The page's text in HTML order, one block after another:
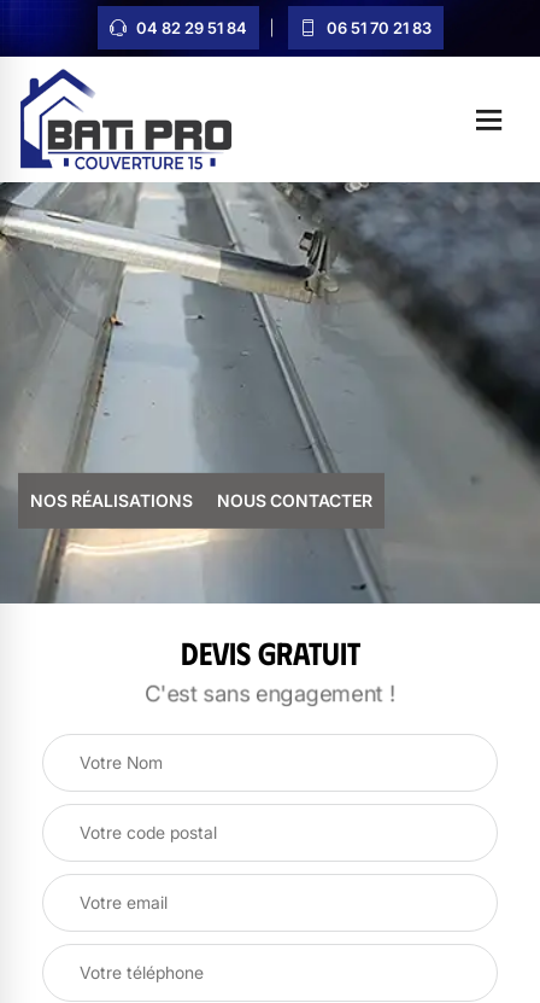
04 82 29 51 84 06 51 70 21 83
NOS RÉALISATIONS NOUS CONTACTER
Devis gratuit
C'est sans engagement !